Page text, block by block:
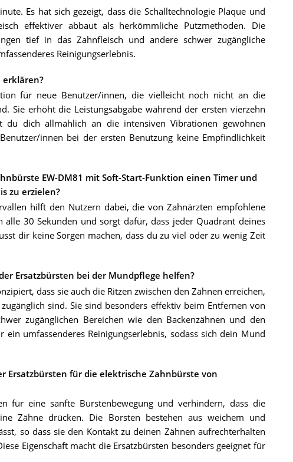
Es hat sich gezeigt, dass die Schalltechnologie Plaque und
effektiver abbaut als herkömmliche Putzmethoden. Die
tief in das Zahnfleisch und andere schwer zugängliche
Reinigungserlebnis.
erklären?
für neue Benutzer/innen, die vielleicht noch nicht an die
Sie erhöht die Leistungsabgabe während der ersten vierzehn
du dich allmählich an die intensiven Vibrationen gewöhnen
innen bei der ersten Benutzung keine Empfindlichkeit
EW-DM81 mit Soft-Start-Funktion einen Timer und
zu erzielen?
hilft den Nutzern dabei, die von Zahnärzten empfohlene
alle 30 Sekunden und sorgt dafür, dass jeder Quadrant deines
dir keine Sorgen machen, dass du zu viel oder zu wenig Zeit
Ersatzbürsten bei der Mundpflege helfen?
dass sie auch die Ritzen zwischen den Zähnen erreichen,
sind. Sie sind besonders effektiv beim Entfernen von
zugänglichen Bereichen wie den Backenzähnen und den
ein umfassenderes Reinigungserlebnis, sodass sich dein Mund
Ersatzbürsten für die elektrische Zahnbürste von
für eine sanfte Bürstenbewegung und verhindern, dass die
Zähne drücken. Die Borsten bestehen aus weichem und
so dass sie den Kontakt zu deinen Zähnen aufrechterhalten
Eigenschaft macht die Ersatzbürsten besonders geeignet für